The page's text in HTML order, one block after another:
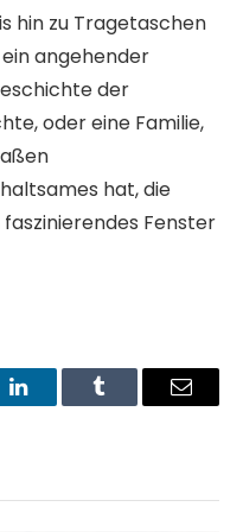
hin zu Tragetaschen
angehender
der
oder eine Familie,
hat, die
Fenster
LinkedInTumblr Email